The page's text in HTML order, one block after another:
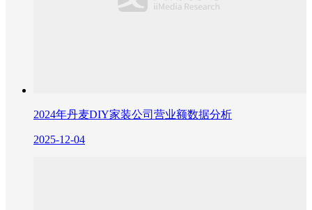
2024年丹麦DIY家装公司营业额数据分析
2025-12-04